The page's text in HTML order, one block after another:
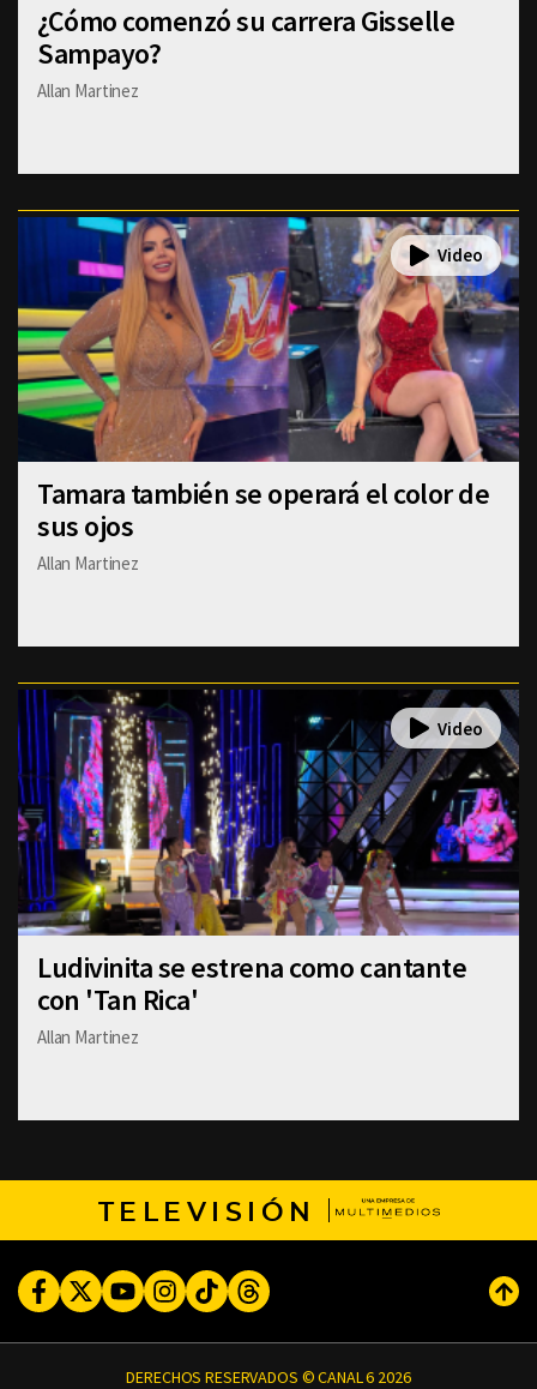
¿Cómo comenzó su carrera Gisselle
Sampayo?
Allan Martinez
Tamara también se operará el color de
sus ojos
Allan Martinez
Ludivinita se estrena como cantante
con 'Tan Rica'
Allan Martinez
TELEVISIÓN
FacebookTwitterYoutubeInstagram
TikTokThreads
DERECHOS RESERVADOS © CANAL 6 2026